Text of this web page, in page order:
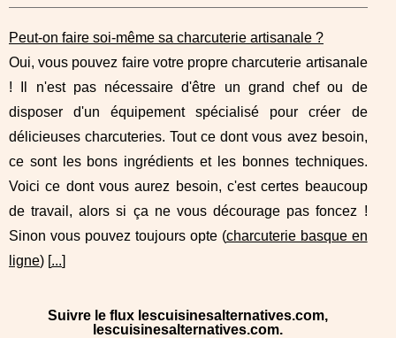
Peut-on faire soi-même sa charcuterie artisanale ?
Oui, vous pouvez faire votre propre charcuterie artisanale
! Il n'est pas nécessaire d'être un grand chef ou de
disposer d'un équipement spécialisé pour créer de
délicieuses charcuteries. Tout ce dont vous avez besoin,
ce sont les bons ingrédients et les bonnes techniques.
Voici ce dont vous aurez besoin, c'est certes beaucoup
de travail, alors si ça ne vous décourage pas foncez !
Sinon vous pouvez toujours opte (charcuterie basque en
ligne) [...]
Suivre le flux lescuisinesalternatives.com,
lescuisinesalternatives.com.